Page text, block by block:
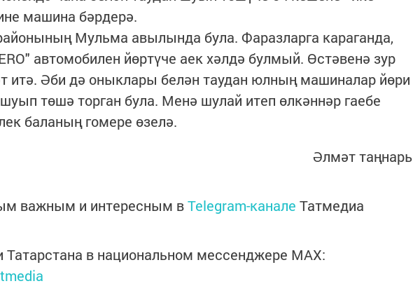
машина бәрдерә.
Мульма авылында була. Фаразларга караганда,
автомобилен йөртүче аек хәлдә булмый. Өстәвенә зур
итә. Әби дә оныклары белән таудан юлның машиналар йөри
төшә торган була. Менә шулай итеп өлкәннәр гаебе
баланың гомере өзелә.
Әлмәт
важным и интересным вTelegram-канале Татмедиа
Татарстана в национальном мессенджере MАХ: